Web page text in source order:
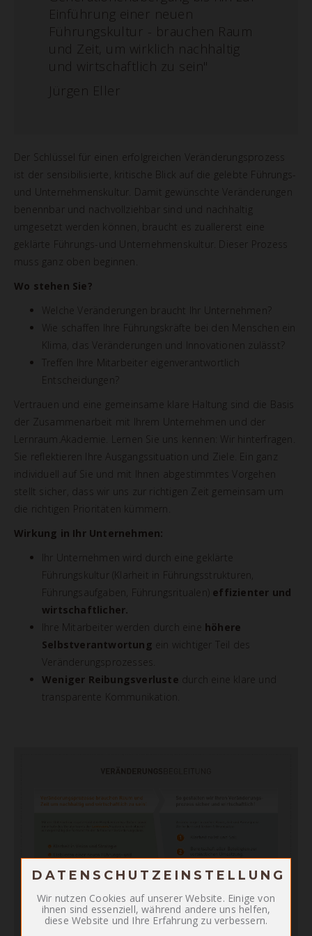
Einführung einer neuen
Führungskultur - brauchen Raum
und Zeit, um wirklich nachhaltig
und wirtschaftlich zu sein"
Jürgen Eller
Der Schlüssel für einen erfolgreichen Veränderungsprozess
ist der sensibilisierte, kritische Blick auf die gelebte Führungs-
und Unternehmenskultur. Damit gewünschte Veränderungen
benennbar und nachvollziehbar sind und nachhaltig
umgesetzt werden können, braucht es zuallererst eine
geklärte Führungs-und Unternehmenskultur. Dieser Prozess
muss ganz oben beginnen.
Wo stehen Sie?
Welche Veränderungen braucht Ihr Unternehmen?
Wie schaffen Ihre Führungskräfte bei den Menschen ein
Klima, das Veränderungen und Innovationen zulässt?
Treffen Ihre Mitarbeiter eigenverantwortlich
Entscheidungen?
Vertrauen und eine gemeinsame klare Haltung sind die Basis
der Zusammenarbeit mit Ihrem Unternehmen und der
Lernraum.Akademie. Lernen Sie uns kennen: Wir hinterfragen.
Sie reflektieren Ihre Ausgangssituation und Ziele. Ein ganz
individuell auf Sie und mit Ihnen abgestimmtes Vorgehen
stellt sicher, dass wir uns zur richtigen Zeit gemeinsam um
die richtigen Prioritäten kümmern.
Wirkung in Ihr Unternehmen:
Ihr Unternehmen wird durch eine geklärte
Führungskultur (Klarheit in Führungsstrukturen,
Führungsaufgaben, Führungsritualen) effizienter und
wirtschaftlicher.
Ihre Mitarbeiter werden durch eine höhere
Selbstverantwortung ein wichtiger Teil des
Veränderungsprozesses.
Weniger Reibungsverluste durch eine klare und
transparente Kommunikation.
Zum Betrieb der Seite notwendige Cookies:
Name PHP Session Cookie
Anbieter Eigentümer dieser Website
DATENSCHUTZEINSTELLUNG
Wir nutzen Cookies auf unserer Website. Einige von
ihnen sind essenziell, während andere uns helfen,
diese Website und Ihre Erfahrung zu verbessern.